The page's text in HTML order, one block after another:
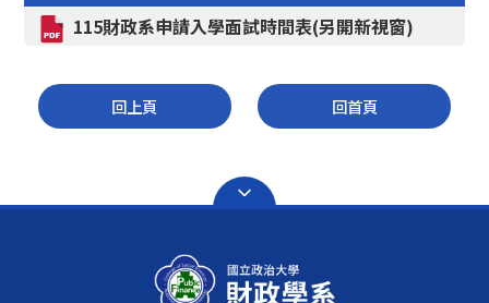
115財政系申請入學面試時間表(另開新視窗)
回上頁 回首頁